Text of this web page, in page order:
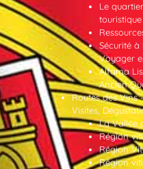
Le
touristique
Sécurité à
Voyager
Alfama
Ancien
Routes des Vins
Visites,
La Vallée
Région
Région
Région